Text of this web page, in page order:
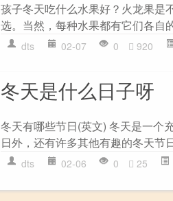
孩子冬天吃什么水果好？火龙果是
选。当然，每种水果都有它们各自
dts 02-07 0 920
冬天是什么日子呀
冬天有哪些节日(英文) 冬天是一个
日外，还有许多其他有趣的冬天节
dts 02-06 0 25